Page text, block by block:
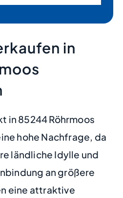
in
in 85244 Röhrmoos
hohe Nachfrage, da
ländliche Idylle und
an größere
eine attraktive